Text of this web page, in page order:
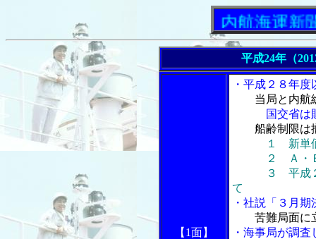
「内航海運新聞」ニ
平成24年（
【1面】
・平成２８年
当局と内航
国交省は財
船齢制限は
１ 新単
２ Ａ・Ｂグ
３ 平成２５
て
・社説「３月
苦難局面に
・海事局が調